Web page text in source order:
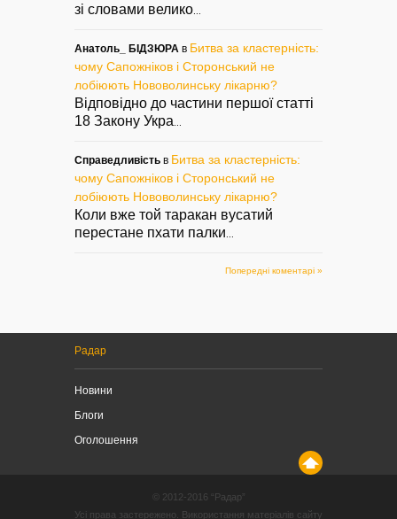
зі словами велико
Анатоль_ БІДЗЮРА в Битва за кластерність:
чому Сапожніков і Сторонський не
лобіюють Нововолинську лікарню?
Відповідно до частини першої статті
18 Закону Укра
Справедливість в Битва за кластерність:
чому Сапожніков і Сторонський не
лобіюють Нововолинську лікарню?
Коли вже той таракан вусатий
перестане пхати палки
Попередні коментарі »
Радар
Новини
Блоги
Оголошення
© 2012-2016 “Радар”
Усі права застережено. Використання матеріалів сайту